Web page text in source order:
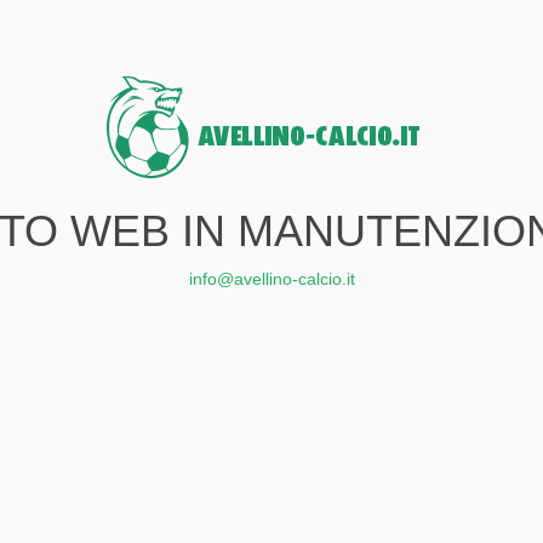
WEB IN
info@avellino-calcio.it